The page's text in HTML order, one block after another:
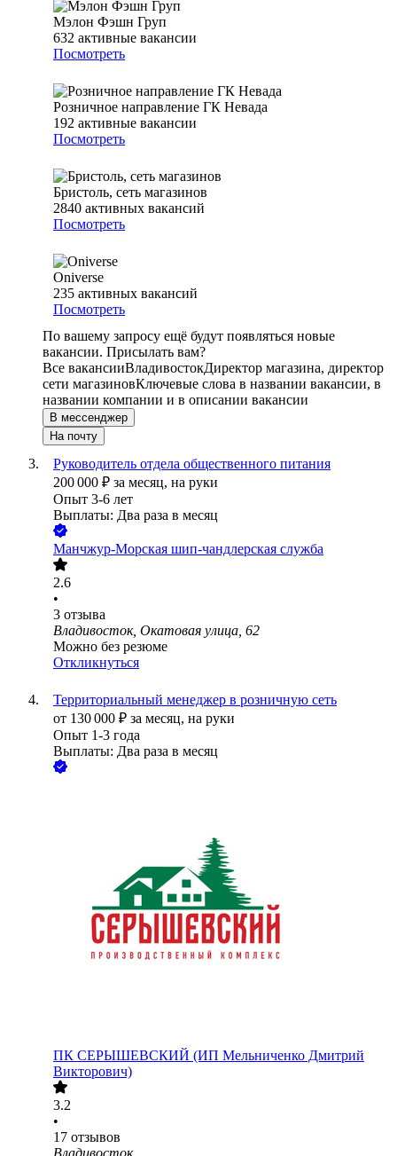
Мэлон Фэшн Груп
632 активные вакансии
Посмотреть
Розничное направление ГК Невада
192 активные вакансии
Посмотреть
Бристоль, сеть магазинов
2840 активных вакансий
Посмотреть
Oniverse
235 активных вакансий
Посмотреть
По вашему запросу ещё будут появляться новые
вакансии. Присылать вам?
Все вакансииВладивостокДиректор магазина, директор
сети магазиновКлючевые слова в названии вакансии, в
названии компании и в описании вакансии
В мессенджер
На почту
Руководитель отдела общественного питания
200 000 ₽ за месяц, на руки
Опыт 3-6 лет
Выплаты: Два раза в месяц
Манчжур-Морская шип-чандлерская служба
2.6
•
3 отзыва
Владивосток, Окатовая улица, 62
Можно без резюме
Откликнуться
Территориальный менеджер в розничную сеть
от 130 000 ₽ за месяц, на руки
Опыт 1-3 года
Выплаты: Два раза в месяц
ПК СЕРЫШЕВСКИЙ (ИП Мельниченко Дмитрий
Викторович)
3.2
•
17 отзывов